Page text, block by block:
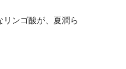
ンゴ酸が、夏潤ら